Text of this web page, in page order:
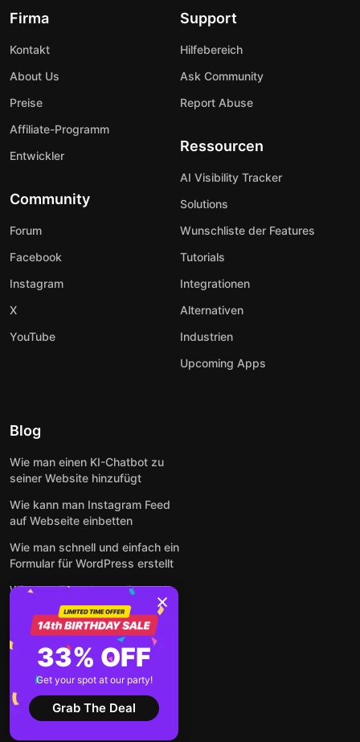
Firma
Kontakt
About Us
Preise
Affiliate-Programm
Entwickler
Community
Forum
Facebook
Instagram
X
YouTube
Support
Hilfebereich
Ask Community
Report Abuse
Ressourcen
AI Visibility Tracker
Solutions
Wunschliste der Features
Tutorials
Integrationen
Alternativen
Industrien
Upcoming Apps
Blog
Wie man einen KI-Chatbot zu
seiner Website hinzufügt
Wie kann man Instagram Feed
auf Webseite einbetten
Wie man schnell und einfach ein
Formular für WordPress erstellt
Wie man Formulare online und
kostenlos auf jeder Website
einbettet
So betten Sie Google-
Bewertungen kostenlos auf
einer Website ein
Alle Beiträge anzeigen
33% OFF
Get your spot at our party!
Grab The Deal